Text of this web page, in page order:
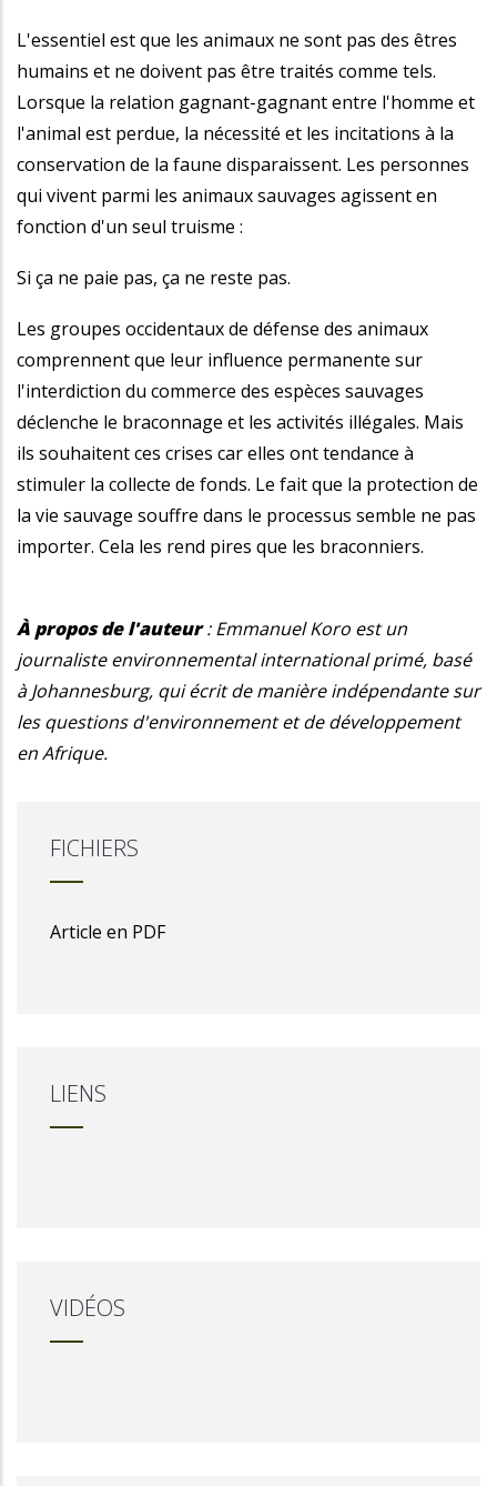
L'essentiel est que les animaux ne sont pas des êtres
humains et ne doivent pas être traités comme tels.
Lorsque la relation gagnant-gagnant entre l'homme et
l'animal est perdue, la nécessité et les incitations à la
conservation de la faune disparaissent. Les personnes
qui vivent parmi les animaux sauvages agissent en
fonction d'un seul truisme :
Si ça ne paie pas, ça ne reste pas.
Les groupes occidentaux de défense des animaux
comprennent que leur influence permanente sur
l'interdiction du commerce des espèces sauvages
déclenche le braconnage et les activités illégales. Mais
ils souhaitent ces crises car elles ont tendance à
stimuler la collecte de fonds. Le fait que la protection de
la vie sauvage souffre dans le processus semble ne pas
importer. Cela les rend pires que les braconniers.
À propos de l'auteur: Emmanuel Koro est un
journaliste environnemental international primé, basé
à Johannesburg, qui écrit de manière indépendante sur
les questions d'environnement et de développement
en Afrique.
FICHIERS
Article en PDF
LIENS
VIDÉOS